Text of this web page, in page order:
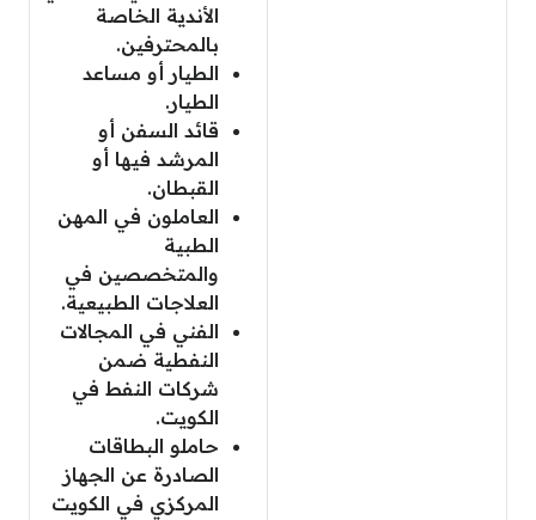
الأندية الخاصة
بالمحترفين.
الطيار أو مساعد
الطيار.
قائد السفن أو
المرشد فيها أو
القبطان.
العاملون في المهن
الطبية
والمتخصصين في
العلاجات الطبيعية.
الفني في المجالات
النفطية ضمن
شركات النفط في
الكويت.
حاملو البطاقات
الصادرة عن الجهاز
المركزي في الكويت